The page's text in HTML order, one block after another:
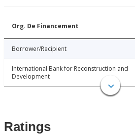
Org. De Financement
Borrower/Recipient
International Bank for Reconstruction and
Development
Ratings